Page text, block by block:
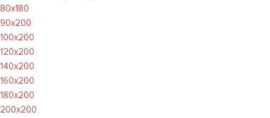
80х180
90х200
100х200
120x200
140х200
160х200
180х200
200х200